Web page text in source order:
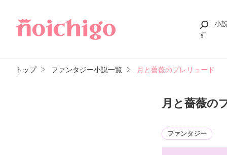
小
す
トップ ファンタジー小説一覧 月と薔薇のプレリュード
月と薔薇の
ファンタジー